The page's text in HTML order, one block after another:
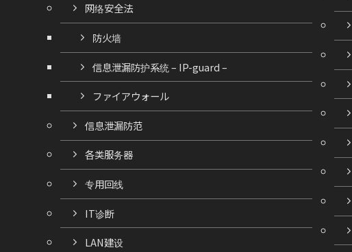
网络安全法
防火墙
信息泄漏防护系统 – IP-guard –
ファイアウォール
信息泄漏防范
各类服务器
专用回线
IT诊断
LAN建设